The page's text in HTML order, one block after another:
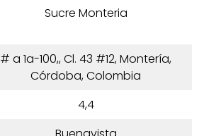
Sucre Monteria
# a 1a-100,, Cl. 43 #12, Montería,
Córdoba, Colombia
4,4